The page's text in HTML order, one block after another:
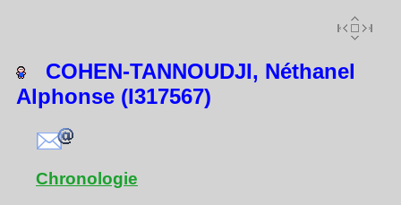
COHEN-TANNOUDJI, Néthanel
Alphonse (I317567)
Chronologie